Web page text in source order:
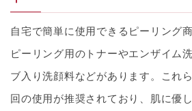
自宅で簡単に使用できるピーリング
ピーリング用のトナーやエンザイム
ブ入り洗顔料などがあります。これ
回の使用が推奨されており、肌に優